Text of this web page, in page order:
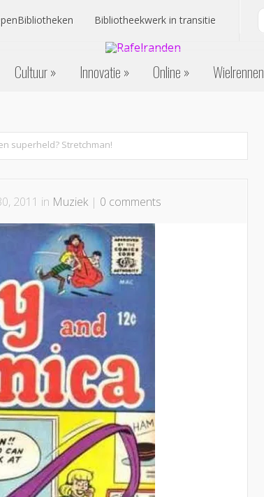
Bibliotheekwerk in transitie
Cultuur Innovatie Online Wielrennen
superheld? Stretchman!
2011 in Muziek | 0 comments